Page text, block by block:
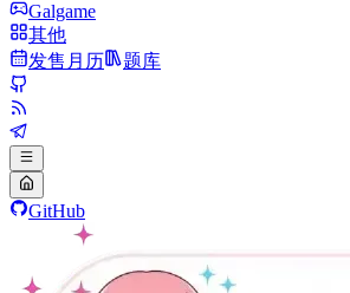
Galgame
其他
发售月历
题库
GitHub